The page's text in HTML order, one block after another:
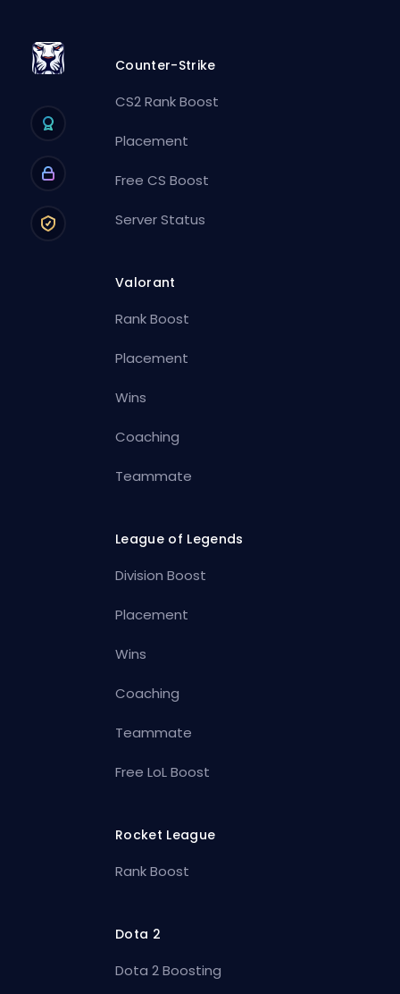
Counter-Strike
CS2 Rank Boost
Placement
Free CS Boost
Server Status
Valorant
Rank Boost
Placement
Wins
Coaching
Teammate
League of Legends
Division Boost
Placement
Wins
Coaching
Teammate
Free LoL Boost
Rocket League
Rank Boost
Dota 2
Dota 2 Boosting